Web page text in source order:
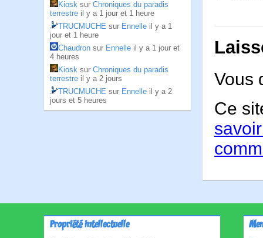
Kiosk sur Chroniques du paradis
terrestre il y a 1 jour et 1 heure
TRUCMUCHE sur Ennelle il y a 1
jour et 1 heure
Chaudron sur Ennelle il y a 1 jour et
4 heures
Kiosk sur Chroniques du paradis
terrestre il y a 2 jours
TRUCMUCHE sur Ennelle il y a 2
jours et 5 heures
Vous
Ce
Propriété intellectuelle